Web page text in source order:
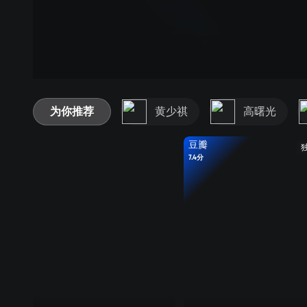
为你推荐 黄少祺 高曙光
豆瓣
7.4分